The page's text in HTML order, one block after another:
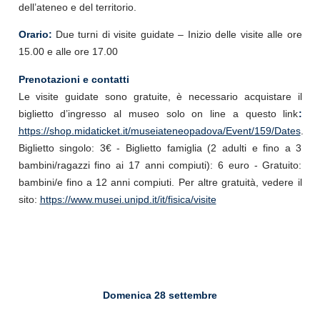
dell’ateneo e del territorio.
Orario: Due turni di visite guidate – Inizio delle visite alle ore
15.00 e alle ore 17.00
Prenotazioni e contatti
Le visite guidate sono gratuite, è necessario acquistare il
biglietto d’ingresso al museo solo on line a questo link:
https://shop.midaticket.it/museiateneopadova/Event/159/Dates.
Biglietto singolo: 3€ - Biglietto famiglia (2 adulti e fino a 3
bambini/ragazzi fino ai 17 anni compiuti): 6 euro - Gratuito:
bambini/e fino a 12 anni compiuti. Per altre gratuità, vedere il
sito: https://www.musei.unipd.it/it/fisica/visite
Domenica 28 settembre